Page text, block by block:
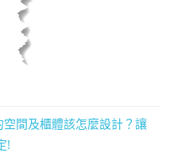
間及櫃體該怎麼設計？讓
!